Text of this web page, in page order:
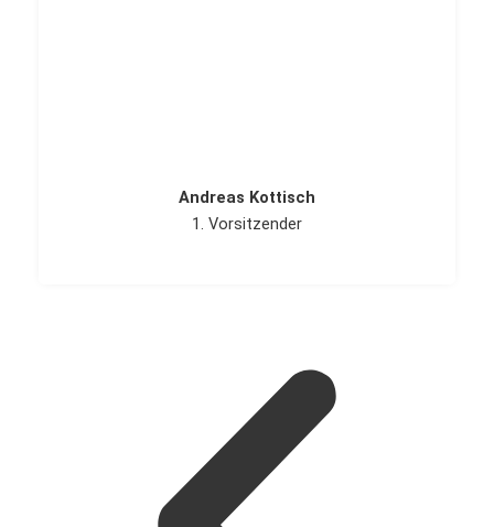
Andreas Kottisch
1. Vorsitzender